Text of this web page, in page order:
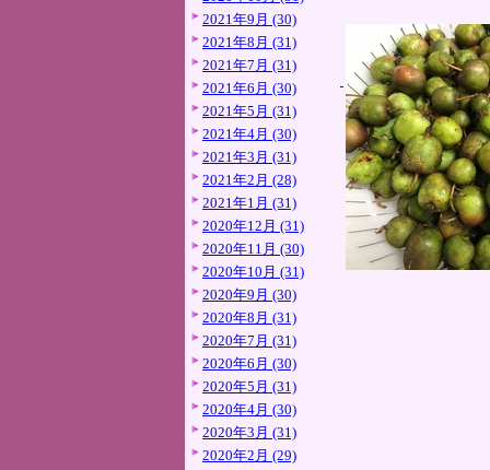
2021年9月 (30)
2021年8月 (31)
2021年7月 (31)
2021年6月 (30)
2021年5月 (31)
2021年4月 (30)
2021年3月 (31)
2021年2月 (28)
2021年1月 (31)
2020年12月 (31)
2020年11月 (30)
2020年10月 (31)
2020年9月 (30)
2020年8月 (31)
2020年7月 (31)
2020年6月 (30)
2020年5月 (31)
2020年4月 (30)
2020年3月 (31)
2020年2月 (29)